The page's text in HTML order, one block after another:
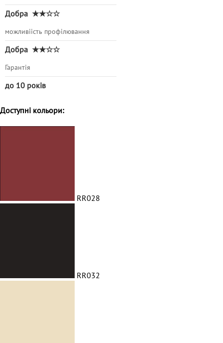
Добра ★★☆☆
можливіість профілювання
Добра ★★☆☆
Гарантія
до 10 років
Доступні кольори:
RR028
RR032